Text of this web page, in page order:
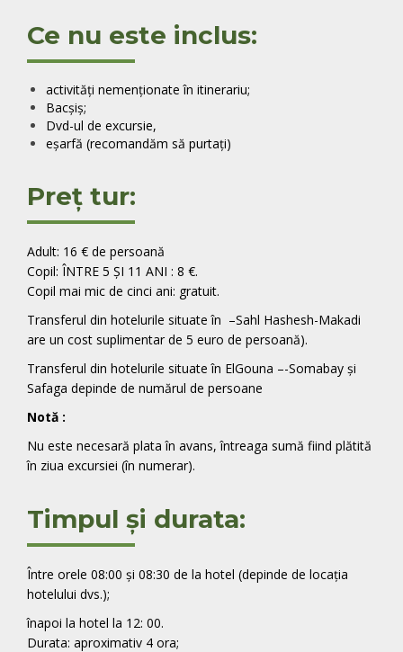
Ce nu este inclus:
activități nemenționate în itinerariu;
Bacșiș;
Dvd-ul de excursie,
eșarfă (recomandăm să purtați)
Preț tur:
Adult: 16 € de persoană
Copil: ÎNTRE 5 ȘI 11 ANI : 8 €.
Copil mai mic de cinci ani: gratuit.
Transferul din hotelurile situate în –Sahl Hashesh-Makadi
are un cost suplimentar de 5 euro de persoană).
Transferul din hotelurile situate în ElGouna –-Somabay și
Safaga depinde de numărul de persoane
Notă :
Nu este necesară plata în avans, întreaga sumă fiind plătită
în ziua excursiei (în numerar).
Timpul și durata:
Între orele 08:00 și 08:30 de la hotel (depinde de locația
hotelului dvs.);
înapoi la hotel la 12: 00.
Durata: aproximativ 4 ora;